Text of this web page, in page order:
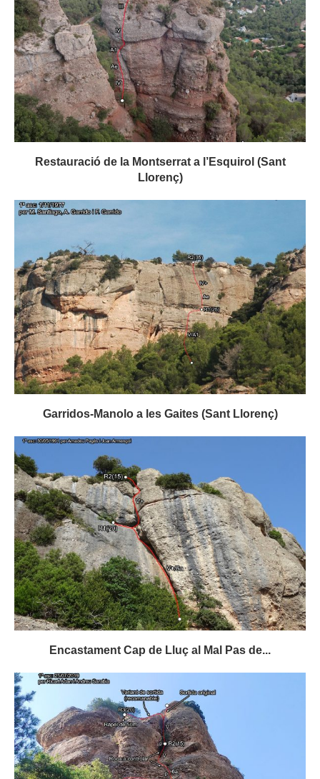
Restauració de la Montserrat a l’Esquirol (Sant
Llorenç)
Garridos-Manolo a les Gaites (Sant Llorenç)
Encastament Cap de Lluç al Mal Pas de...